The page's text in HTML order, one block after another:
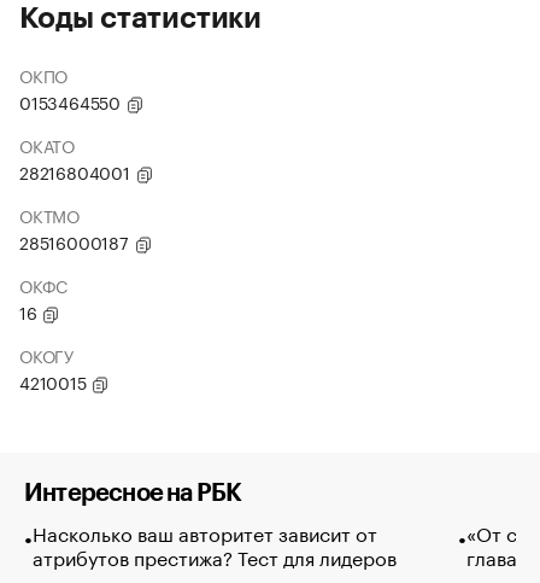
Коды статистики
ОКПО
0153464550
ОКАТО
28216804001
ОКТМО
28516000187
ОКФС
16
ОКОГУ
4210015
Интересное на РБК
Насколько ваш авторитет зависит от
атрибутов престижа? Тест для лидеров
«От
глава